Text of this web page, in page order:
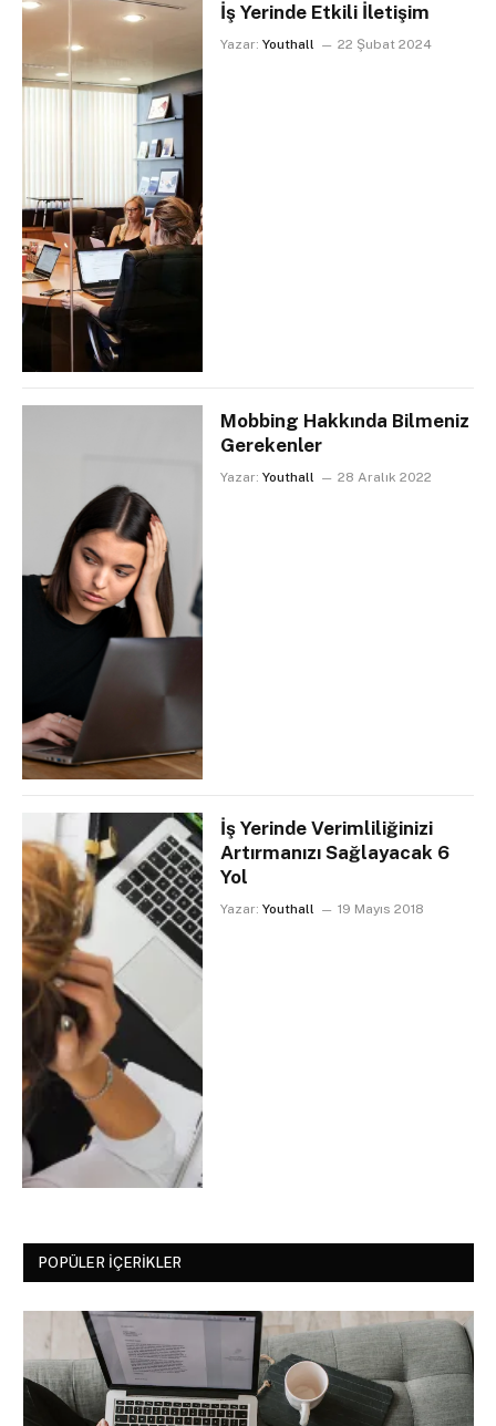
İş Yerinde Etkili İletişim
Yazar: Youthall 22 Şubat 2024
Mobbing Hakkında Bilmeniz
Gerekenler
Yazar: Youthall 28 Aralık 2022
İş Yerinde Verimliliğinizi
Artırmanızı Sağlayacak 6
Yol
Yazar: Youthall 19 Mayıs 2018
POPÜLER İÇERIKLER